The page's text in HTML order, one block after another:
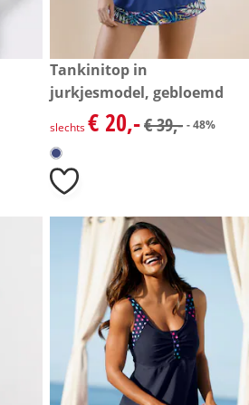
kortingsprijs: € 20,-, vorige
- 48%
Tankinitop in
jurkjesmodel, gebloemd
kortingsprijs: € 20,-, vorige
slechts€ 20,-€ 39,- - 48%